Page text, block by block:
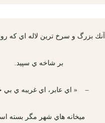
آنك بزرگ و سرخ ترين لاله اي كه
بر شاخه ي سپيد.
– « اي عابر، اي غريبه ي بي
ميخانه هاي شهر مگر بسته